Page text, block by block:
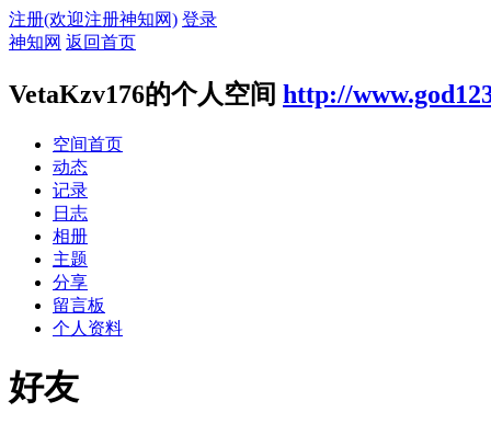
注册(欢迎注册神知网) 登录
神知网 返回首页
VetaKzv176的个人空间 http://
空间首页
动态
记录
日志
相册
主题
分享
留言板
个人资料
好友